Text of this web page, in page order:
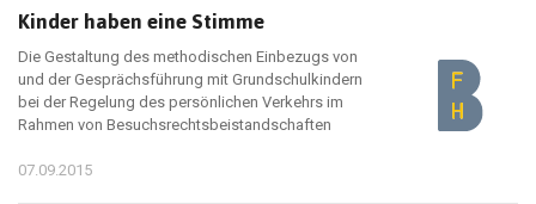
Kinder haben eine Stimme
Die Gestaltung des methodischen Einbezugs von
und der Gesprächsführung mit Grundschulkindern
bei der Regelung des persönlichen Verkehrs im
Rahmen von Besuchsrechtsbeistandschaften
07.09.2015